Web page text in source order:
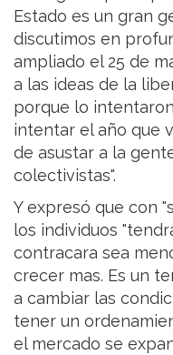
Estado es un gran
discutimos en
ampliado el 25 de
a las ideas de la
porque lo
intentar el año que
de asustar a la
colectivistas".
Y expresó que con
los individuos
contracara sea
crecer mas. Es un
a cambiar las
tener un
el mercado se